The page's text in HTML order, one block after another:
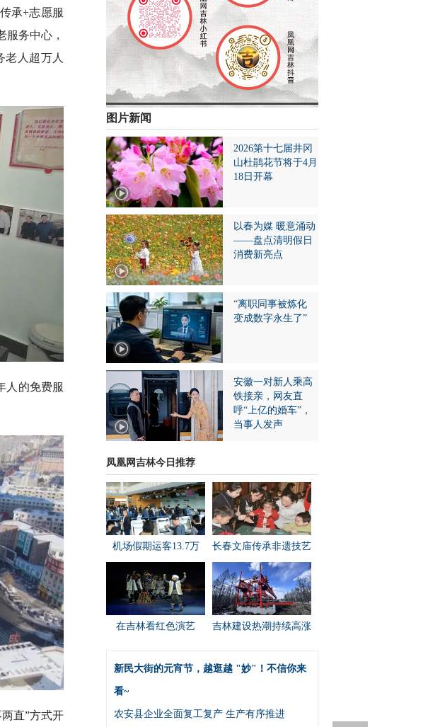
承+志愿服
务中心，
老人超万人
人的免费服
直”方式开
图片新闻
2026第十七届井冈
山杜鹃花节将于4月
18日开幕
以春为媒 暖意涌动
——盘点清明假日
消费新亮点
“离职同事被炼化
变成数字永生了”
安徽一对新人乘高
铁接亲，网友直
呼“上亿的婚车”，
当事人发声
凤凰网吉林今日推荐
机场假期运客13.7万 长春文庙传承非遗技艺
在吉林看红色演艺 吉林建设热潮持续高涨
新民大街的元宵节，越逛越 "妙"！不信你来
看~
农安县企业全面复工复产 生产有序推进